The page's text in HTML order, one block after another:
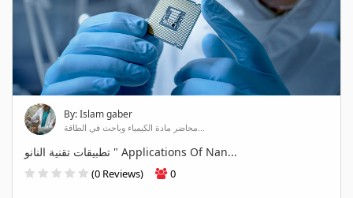
By: Islam gaber
محاضر مادة الكيمياء وباحث في الطاقة...
تطبيقات تقنية النانو " Applications Of Nan...
(0 Reviews) 0